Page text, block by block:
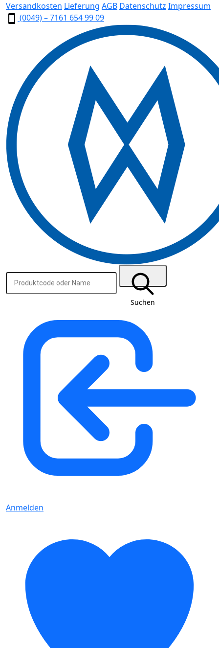
Versandkosten Lieferung AGB Datenschutz Impressum
(0049) – 7161 654 99 09
Suchen
Anmelden